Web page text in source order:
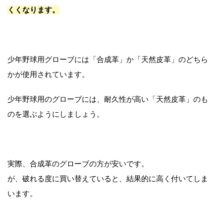
くくなります。
少年野球用グローブには「合成革」か「天然皮革」のどちら
かが使用されています。
少年野球用のグローブには、耐久性が高い「天然皮革」のも
のを選ぶようにしましょう。
実際、合成革のグローブの方が安いです。
が、破れる度に買い替えていると、結果的に高く付いてしま
います。